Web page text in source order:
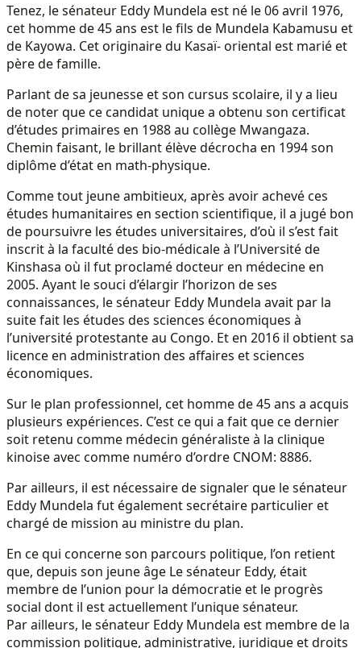
Tenez, le sénateur Eddy Mundela est né le 06 avril 1976,
cet homme de 45 ans est le fils de Mundela Kabamusu et
de Kayowa. Cet originaire du Kasaï- oriental est marié et
père de famille.
Parlant de sa jeunesse et son cursus scolaire, il y a lieu
de noter que ce candidat unique a obtenu son certificat
d’études primaires en 1988 au collège Mwangaza.
Chemin faisant, le brillant élève décrocha en 1994 son
diplôme d’état en math-physique.
Comme tout jeune ambitieux, après avoir achevé ces
études humanitaires en section scientifique, il a jugé bon
de poursuivre les études universitaires, d’où il s’est fait
inscrit à la faculté des bio-médicale à l’Université de
Kinshasa où il fut proclamé docteur en médecine en
2005. Ayant le souci d’élargir l’horizon de ses
connaissances, le sénateur Eddy Mundela avait par la
suite fait les études des sciences économiques à
l’université protestante au Congo. Et en 2016 il obtient sa
licence en administration des affaires et sciences
économiques.
Sur le plan professionnel, cet homme de 45 ans a acquis
plusieurs expériences. C’est ce qui a fait que ce dernier
soit retenu comme médecin généraliste à la clinique
kinoise avec comme numéro d’ordre CNOM: 8886.
Par ailleurs, il est nécessaire de signaler que le sénateur
Eddy Mundela fut également secrétaire particulier et
chargé de mission au ministre du plan.
En ce qui concerne son parcours politique, l’on retient
que, depuis son jeune âge Le sénateur Eddy, était
membre de l’union pour la démocratie et le progrès
social dont il est actuellement l’unique sénateur.
Par ailleurs, le sénateur Eddy Mundela est membre de la
commission politique, administrative, juridique et droits